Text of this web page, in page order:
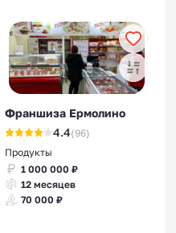
Франшиза Ермолино
4.4(96)
Продукты
1 000 000 ₽
12 месяцев
70 000 ₽